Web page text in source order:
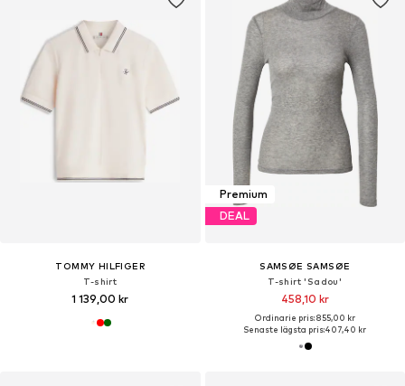
TOMMY HILFIGER
T-shirt
1 139,00 kr
Premium
DEAL
SAMSØE SAMSØE
T-shirt 'Sadou'
458,10 kr
Ordinarie pris: 855,00 kr
Senaste lägsta pris:407,40 kr